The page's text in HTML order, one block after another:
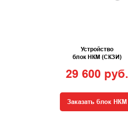
Устройство
блок НКМ (СКЗИ)
29 600 руб.
Заказать блок НКМ